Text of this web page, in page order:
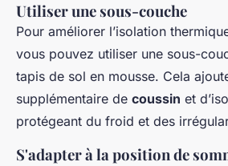
Utiliser une sous-couche
Pour améliorer l’isolation
vous pouvez utiliser une sous-
tapis de sol en mousse. Cela
supplémentaire de coussin et
protégeant du froid et des
S'adapter à la position de